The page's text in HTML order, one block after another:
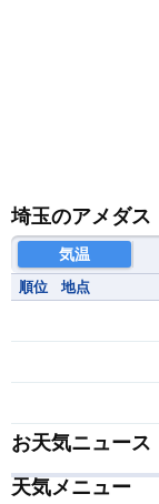
埼玉のアメダス
気温
順位 地点
お天気ニュース
天気メニュー